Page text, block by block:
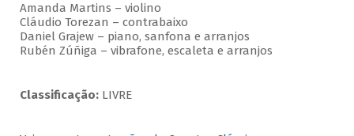
Amanda Martins – violino
Cláudio Torezan – contrabaixo
Daniel Grajew – piano, sanfona e arranjos
Rubén Zúñiga – vibrafone, escaleta e arranjos
Classificação:LIVRE